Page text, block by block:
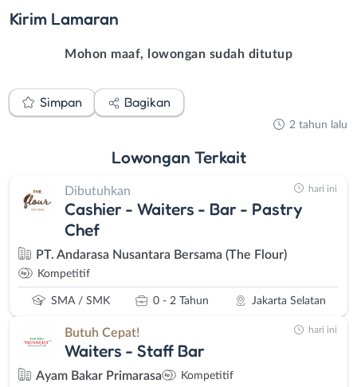
Kirim Lamaran
Mohon maaf, lowongan sudah ditutup
Simpan Bagikan
2 tahun lalu
Lowongan Terkait
Dibutuhkan
Cashier - Waiters - Bar - Pastry
Chef
PT. Andarasa Nusantara Bersama (The Flour)
Kompetitif
SMA / SMK 0 - 2 Tahun Jakarta Selatan
hari ini
Butuh Cepat!
Waiters - Staff Bar
Ayam Bakar Primarasa Kompetitif
hari ini